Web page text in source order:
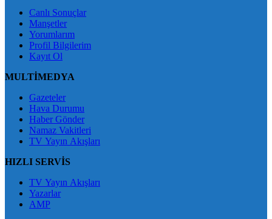
Canlı Sonuçlar
Manşetler
Yorumlarım
Profil Bilgilerim
Kayıt Ol
MULTİMEDYA
Gazeteler
Hava Durumu
Haber Gönder
Namaz Vakitleri
TV Yayın Akışları
HIZLI SERVİS
TV Yayın Akışları
Yazarlar
AMP